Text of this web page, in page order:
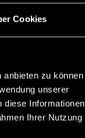
Cookies
anbieten zu können
unserer
diese Informationen
Ihrer Nutzung